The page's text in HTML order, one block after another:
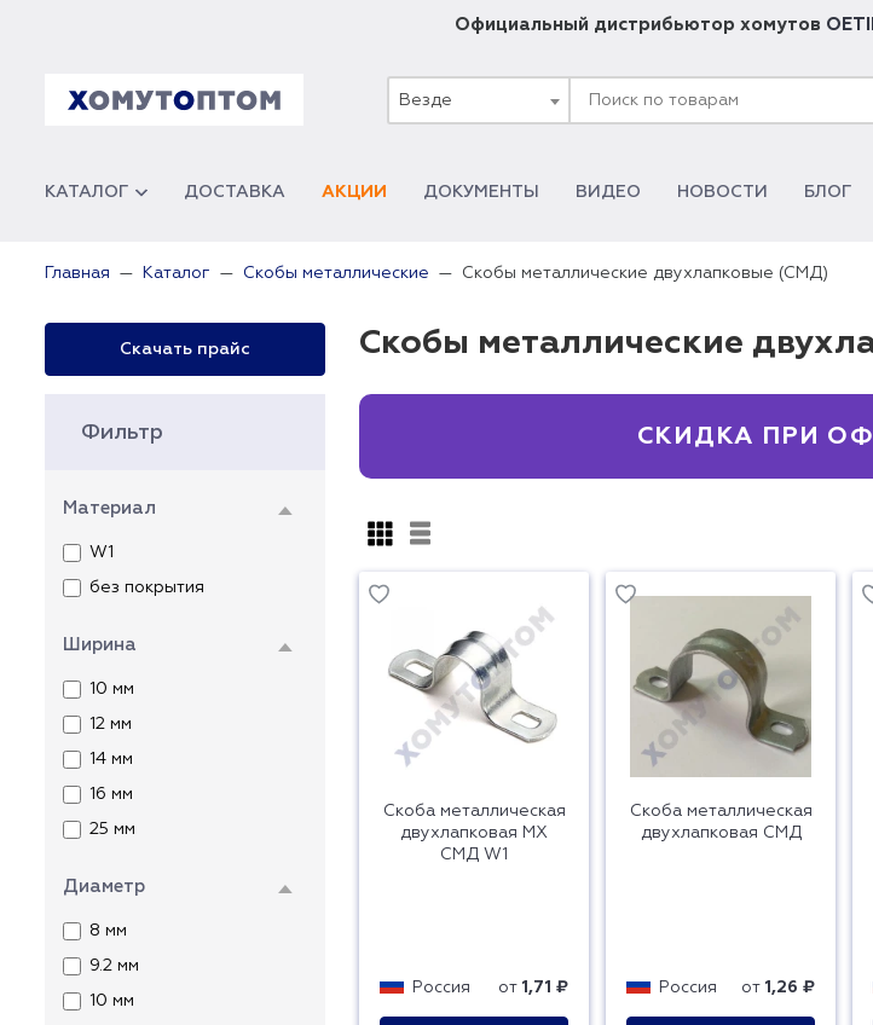
Официальный дистрибьютор хомутов
Везде
КАТАЛОГ ДОСТАВКА АКЦИИ ДОКУМЕНТЫ ВИДЕО НОВОСТИ БЛОГ
Главная Каталог Скобы металлические Cкобы металлические двухлапковые (СМД)
Скачать прайс
Фильтр
Материал
W1
без покрытия
Ширина
10 мм
12 мм
14 мм
16 мм
25 мм
Диаметр
8 мм
9.2 мм
10 мм
Cкобы металлические
СКИДКА ПРИ
Скоба металлическая
двухлапковая МХ
СМД W1
Россия от 1,71 ₽
Скоба металлическая
двухлапковая СМД
Россия от 1,26 ₽